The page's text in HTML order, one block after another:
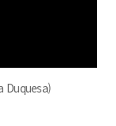
Duquesa)